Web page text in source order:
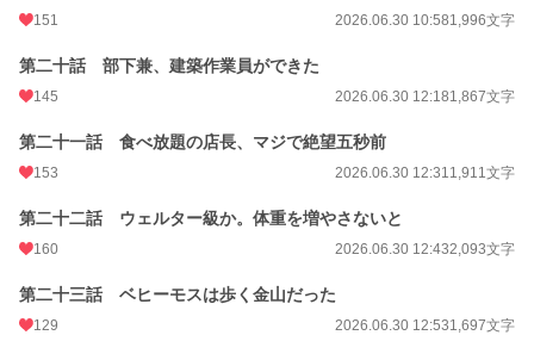
151 2026.06.30 10:581,996文字
第二十話 部下兼、建築作業員ができた
145 2026.06.30 12:181,867文字
第二十一話 食べ放題の店長、マジで絶望五秒前
153 2026.06.30 12:311,911文字
第二十二話 ウェルター級か。体重を増やさないと
160 2026.06.30 12:432,093文字
第二十三話 ベヒーモスは歩く金山だった
129 2026.06.30 12:531,697文字